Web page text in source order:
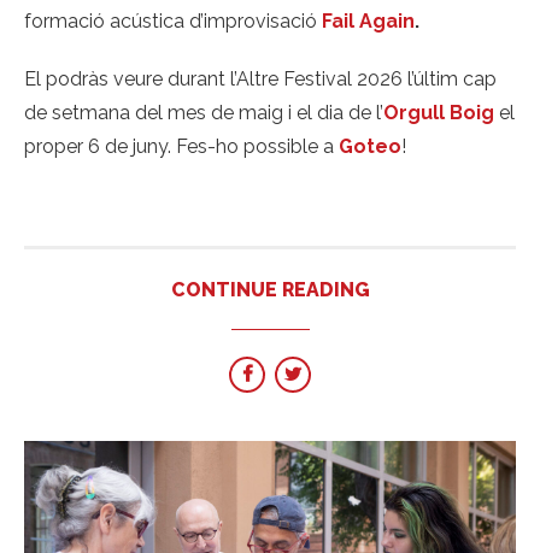
formació acústica d’improvisació Fail Again.
El podràs veure durant l’Altre Festival 2026 l’últim cap
de setmana del mes de maig i el dia de l’Orgull Boig el
proper 6 de juny. Fes-ho possible a Goteo!
CONTINUE READING